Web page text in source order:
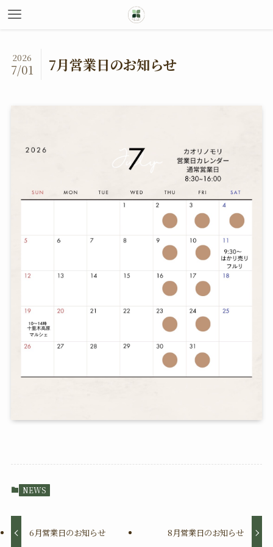
7月営業日のお知らせ
2026
7/01
NEWS
6月営業日のお知らせ 8月営業日のお知らせ